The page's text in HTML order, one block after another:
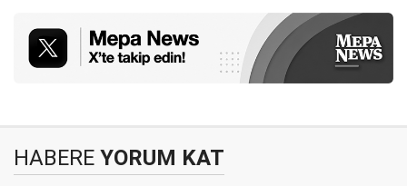
HABERE YORUM KAT